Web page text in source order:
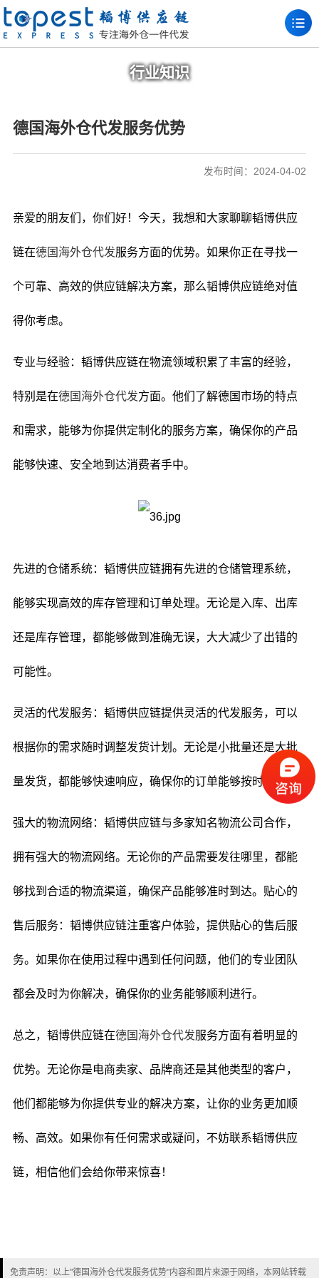
行业知识
德国海外仓代发服务优势
发布时间：2024-04-02
亲爱的朋友们，你们好！今天，我想和大家聊聊韬博供应
链在德国海外仓代发服务方面的优势。如果你正在寻找一
个可靠、高效的供应链解决方案，那么韬博供应链绝对值
得你考虑。
专业与经验：韬博供应链在物流领域积累了丰富的经验，
特别是在德国海外仓代发方面。他们了解德国市场的特点
和需求，能够为你提供定制化的服务方案，确保你的产品
能够快速、安全地到达消费者手中。
先进的仓储系统：韬博供应链拥有先进的仓储管理系统，
能够实现高效的库存管理和订单处理。无论是入库、出库
还是库存管理，都能够做到准确无误，大大减少了出错的
可能性。
灵活的代发服务：韬博供应链提供灵活的代发服务，可以
根据你的需求随时调整发货计划。无论是小批量还是大批
量发货，都能够快速响应，确保你的订单能够按时到达。
强大的物流网络：韬博供应链与多家知名物流公司合作，
拥有强大的物流网络。无论你的产品需要发往哪里，都能
够找到合适的物流渠道，确保产品能够准时到达。贴心的
售后服务：韬博供应链注重客户体验，提供贴心的售后服
务。如果你在使用过程中遇到任何问题，他们的专业团队
都会及时为你解决，确保你的业务能够顺利进行。
总之，韬博供应链在德国海外仓代发服务方面有着明显的
优势。无论你是电商卖家、品牌商还是其他类型的客户，
他们都能够为你提供专业的解决方案，让你的业务更加顺
畅、高效。如果你有任何需求或疑问，不妨联系韬博供应
链，相信他们会给你带来惊喜！
免责声明：以上"德国海外仓代发服务优势"内容和图片来源于网络，本网站转载